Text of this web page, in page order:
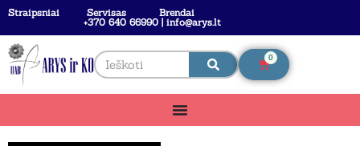
Straipsniai Servisas
Brendai
+370 640 66990 | info@arys.lt
0